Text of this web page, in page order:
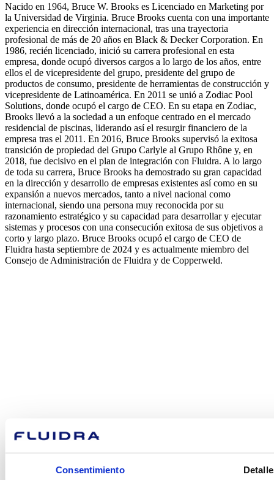
Consentimiento
Nacido en 1964, Bruce W. Brooks es Licenciado en Marketing por
la Universidad de Virginia. Bruce Brooks cuenta con una importante
experiencia en dirección internacional, tras una trayectoria
profesional de más de 20 años en Black & Decker Corporation. En
1986, recién licenciado, inició su carrera profesional en esta
empresa, donde ocupó diversos cargos a lo largo de los años, entre
ellos el de vicepresidente del grupo, presidente del grupo de
productos de consumo, presidente de herramientas de construcción y
vicepresidente de Latinoamérica. En 2011 se unió a Zodiac Pool
Solutions, donde ocupó el cargo de CEO. En su etapa en Zodiac,
Brooks llevó a la sociedad a un enfoque centrado en el mercado
residencial de piscinas, liderando así el resurgir financiero de la
empresa tras el 2011. En 2016, Bruce Brooks supervisó la exitosa
transición de propiedad del Grupo Carlyle al Grupo Rhône y, en
2018, fue decisivo en el plan de integración con Fluidra. A lo largo
de toda su carrera, Bruce Brooks ha demostrado su gran capacidad
en la dirección y desarrollo de empresas existentes así como en su
expansión a nuevos mercados, tanto a nivel nacional como
internacional, siendo una persona muy reconocida por su
razonamiento estratégico y su capacidad para desarrollar y ejecutar
sistemas y procesos con una consecución exitosa de sus objetivos a
corto y largo plazo. Bruce Brooks ocupó el cargo de CEO de
Fluidra hasta septiembre de 2024 y es actualmente miembro del
Consejo de Administración de Fluidra y de Copperweld.
Contacto